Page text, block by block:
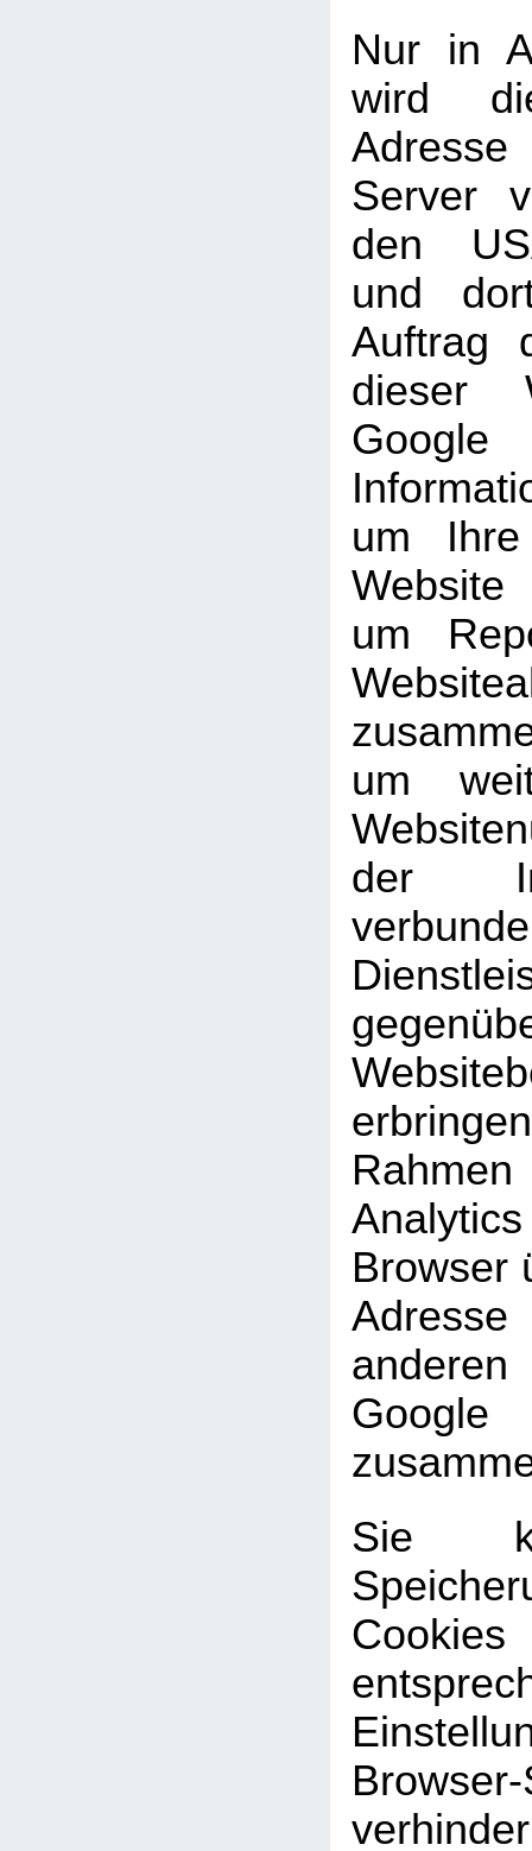
Nur in
wird
Server
den
und
Auftrag
dieser
um
um
um
der
Browser
Google
Sie